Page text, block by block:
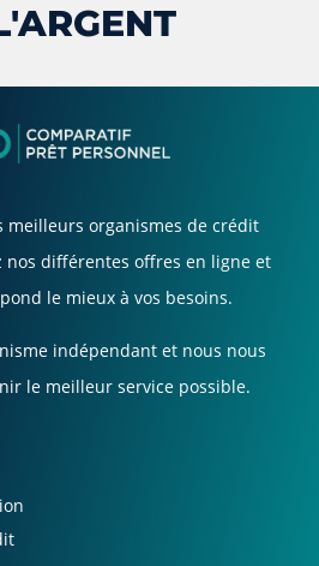
meilleurs organismes de crédit
nos différentes offres en ligne et
le mieux à vos besoins.
indépendant et nous nous
le meilleur service possible.